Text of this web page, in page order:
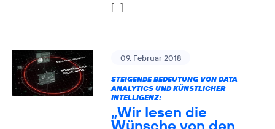
[…]
09. Februar 2018
STEIGENDE BEDEUTUNG VON DATA
ANALYTICS UND KÜNSTLICHER
INTELLIGENZ:
„Wir lesen die
Wünsche von den